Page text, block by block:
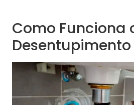
Como Funciona
Desentupimento